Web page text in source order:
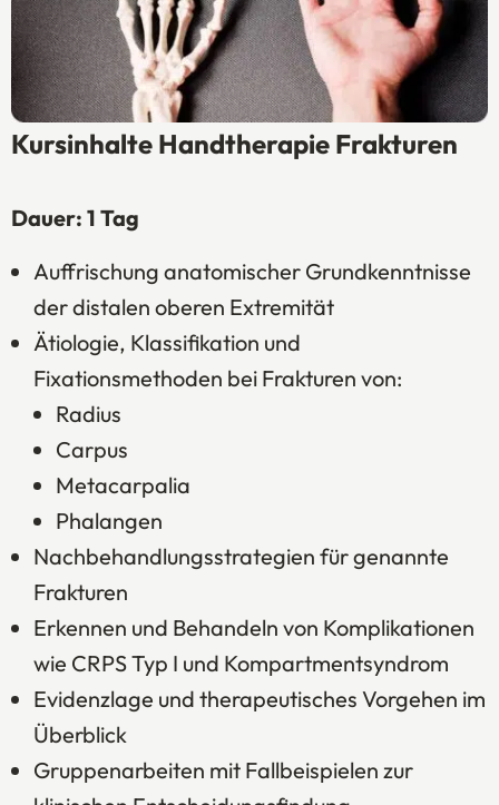
Kursinhalte Handtherapie Frakturen
Dauer: 1 Tag
Auffrischung anatomischer Grundkenntnisse
der distalen oberen Extremität
Ätiologie, Klassifikation und
Fixationsmethoden bei Frakturen von:
Radius
Carpus
Metacarpalia
Phalangen
Nachbehandlungsstrategien für genannte
Frakturen
Erkennen und Behandeln von Komplikationen
wie CRPS Typ I und Kompartmentsyndrom
Evidenzlage und therapeutisches Vorgehen im
Überblick
Gruppenarbeiten mit Fallbeispielen zur